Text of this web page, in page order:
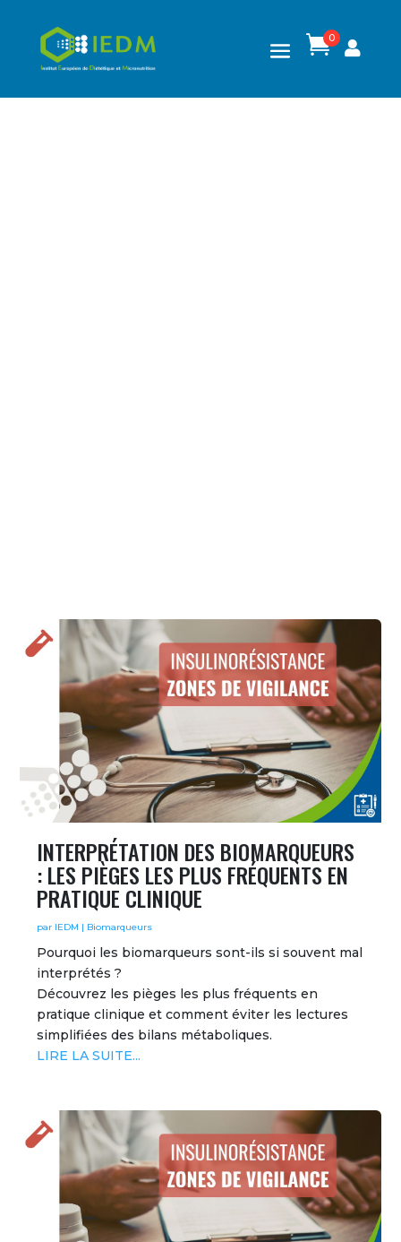
0

INTERPRÉTATION DES BIOMARQUEURS
: LES PIÈGES LES PLUS FRÉQUENTS EN
PRATIQUE CLINIQUE
par IEDM | Biomarqueurs
Pourquoi les biomarqueurs sont-ils si souvent mal
interprétés ?
Découvrez les pièges les plus fréquents en
pratique clinique et comment éviter les lectures
simplifiées des bilans métaboliques.
LIRE LA SUITE...